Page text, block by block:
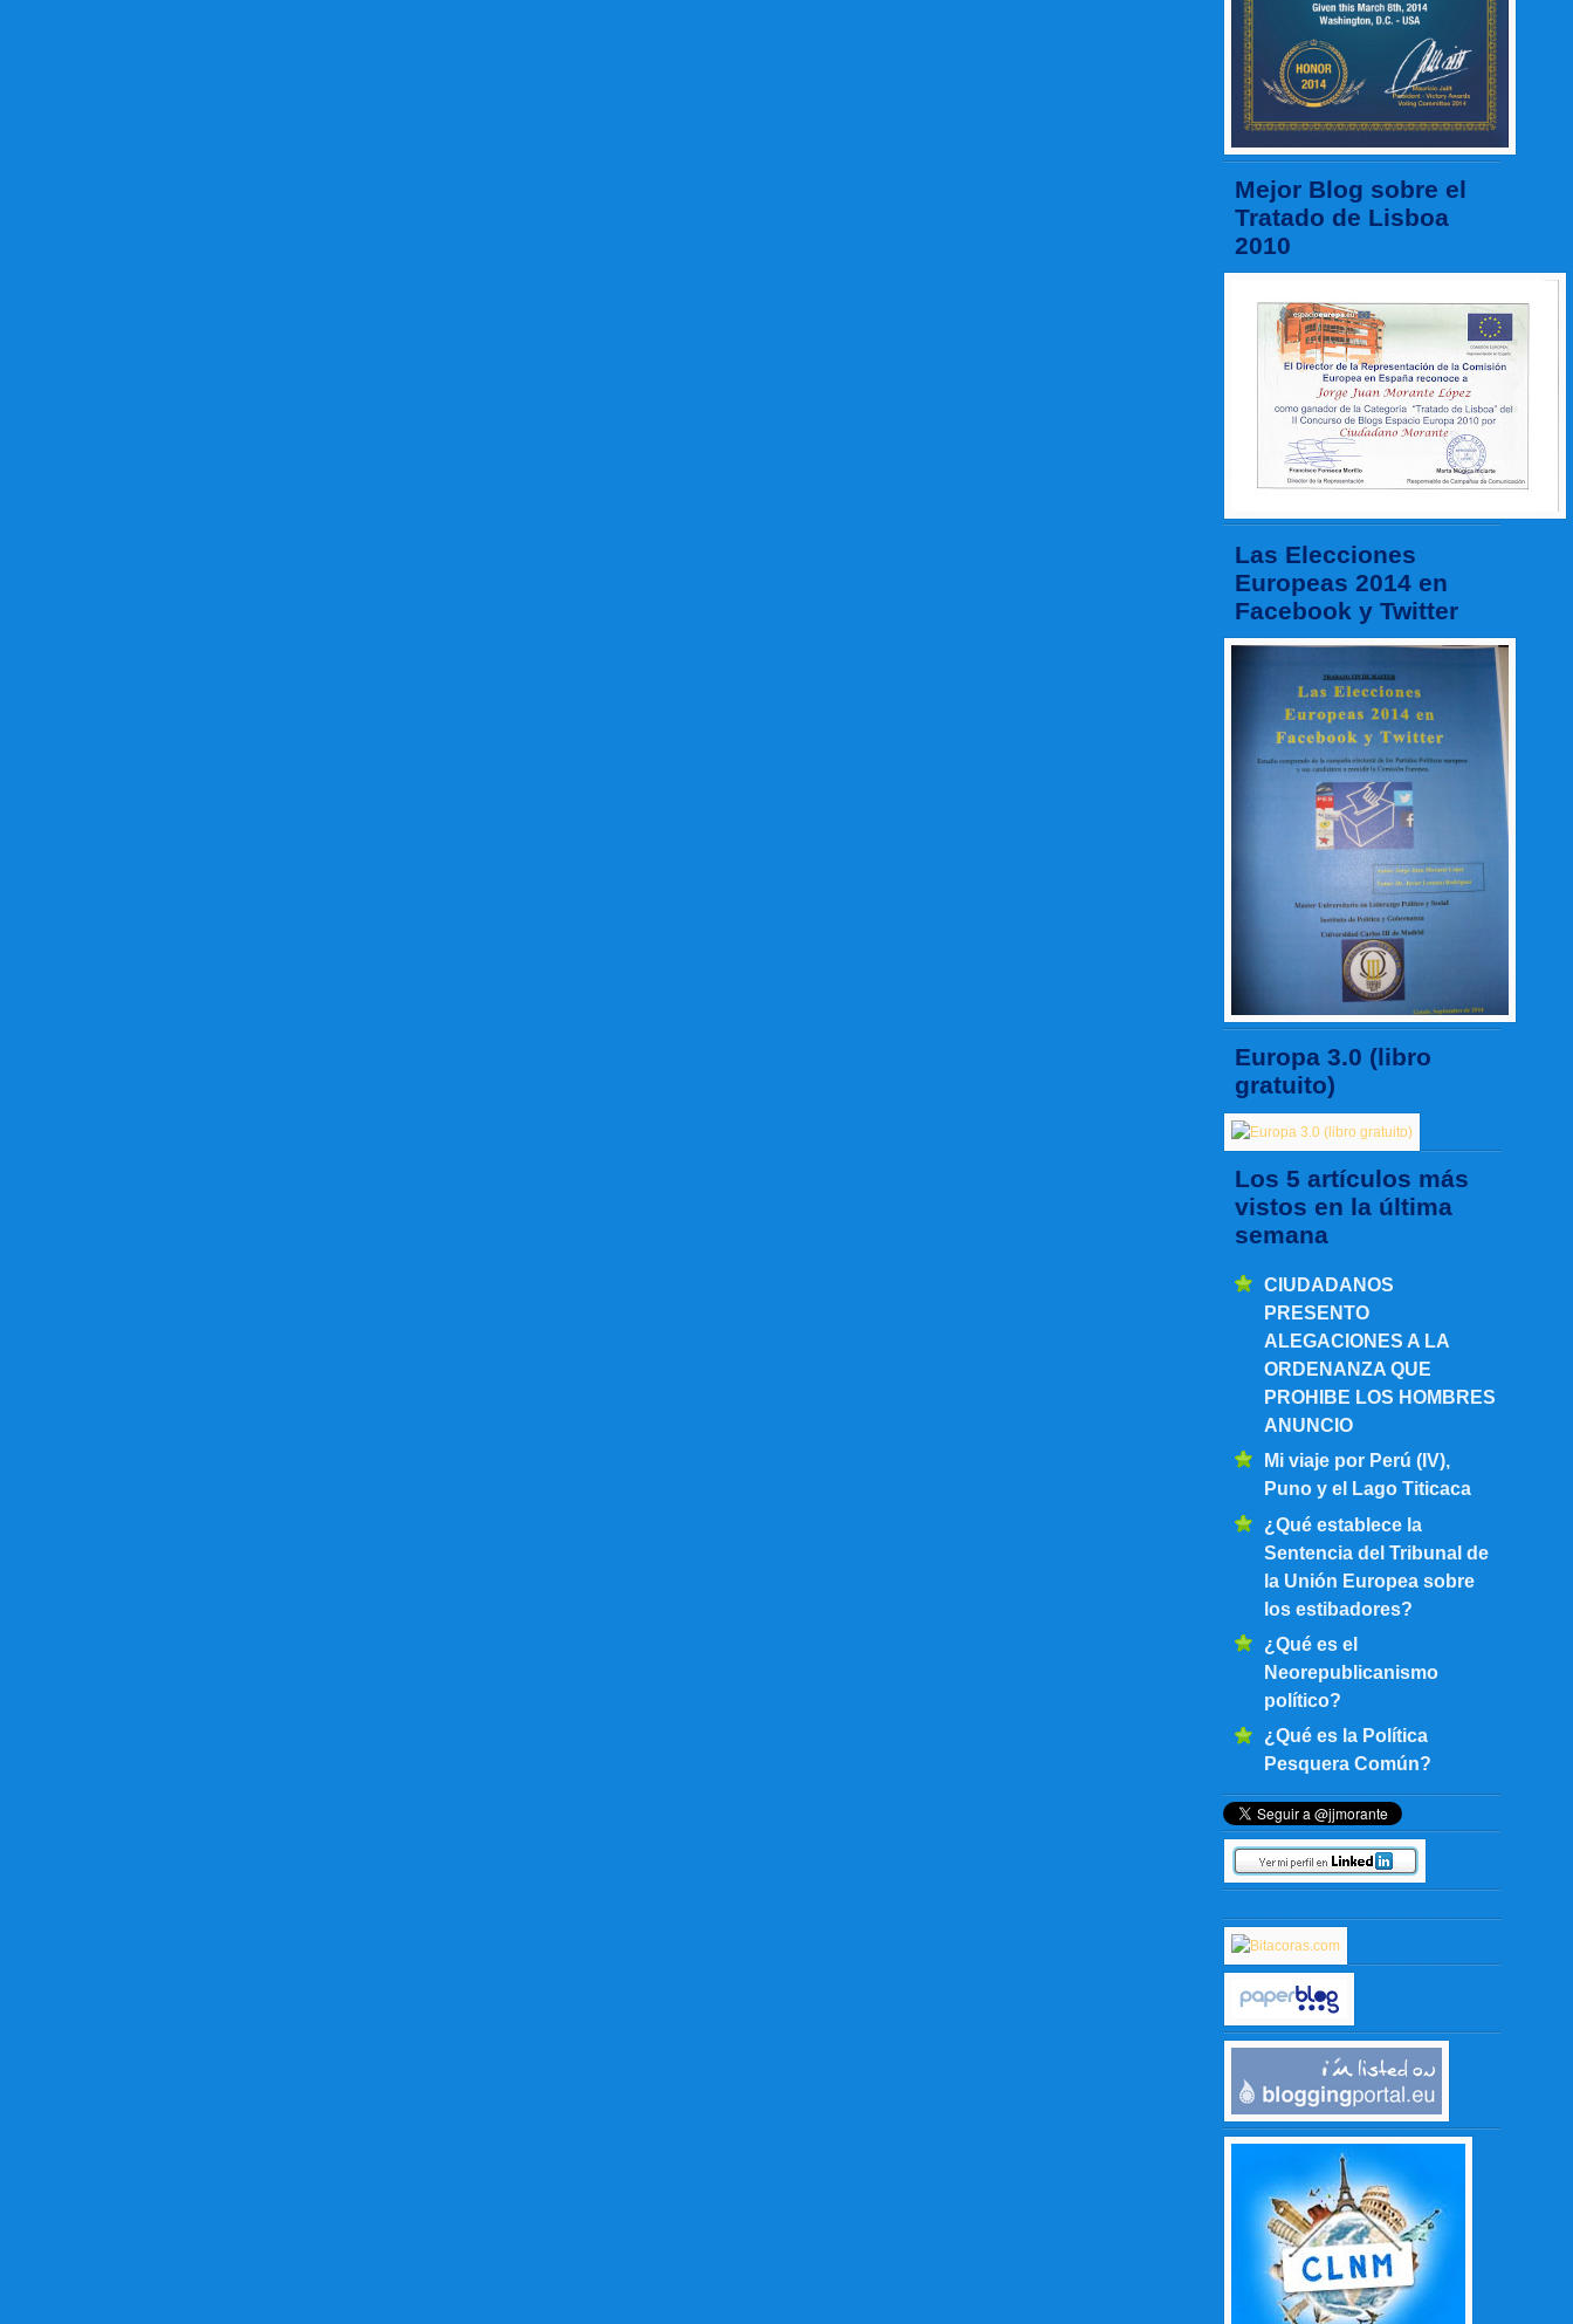
Mejor Blog sobre el
Tratado de Lisboa
2010
Las Elecciones
Europeas 2014 en
Facebook y Twitter
Europa 3.0 (libro
gratuito)
Los 5 artículos más
vistos en la última
semana
CIUDADANOS
PRESENTO
ALEGACIONES A LA
ORDENANZA QUE
PROHIBE LOS HOMBRES
ANUNCIO
Mi viaje por Perú (IV),
Puno y el Lago Titicaca
¿Qué establece la
Sentencia del Tribunal de
la Unión Europea sobre
los estibadores?
¿Qué es el
Neorepublicanismo
político?
¿Qué es la Política
Pesquera Común?